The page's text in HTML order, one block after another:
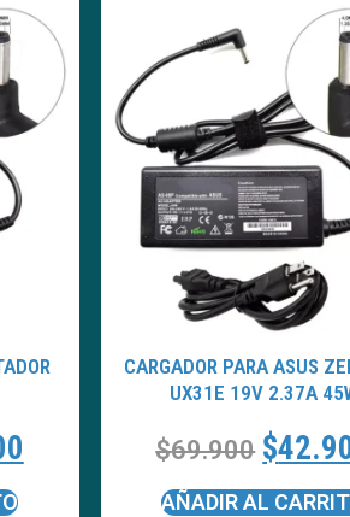
CARGADOR PARA ASUS
UX31E 19V 2.37A
$69.900 $
AÑADIR AL